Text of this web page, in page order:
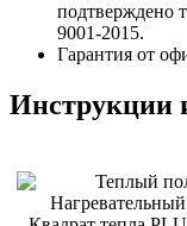
подтверждено
9001-2015.
Гарантия от
Инструкции